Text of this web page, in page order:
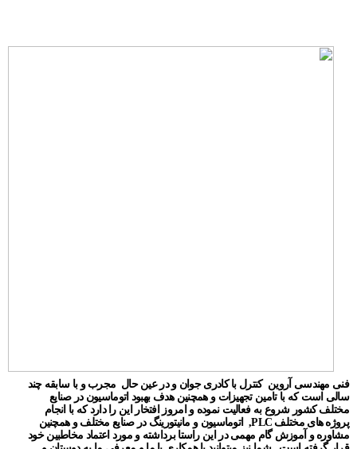
فنی مهندسی آروین کنترل با کادری جوان و در عین حال مجرب و با سابقه چند
سالی است که با تامین تجهیزات و همچنین هدف بهبود اتوماسیون در صنایع
مختلف کشور شروع به فعالیت نموده و امروز افتخار این را دارد که با انجام
پروژه های مختلف PLC, اتوماسیون و مانیتورینگ در صنایع مختلف و همچنین
مشاوره و آموزش گام مهمی در این راستا برداشته و مورد اعتماد مخاطبین خود